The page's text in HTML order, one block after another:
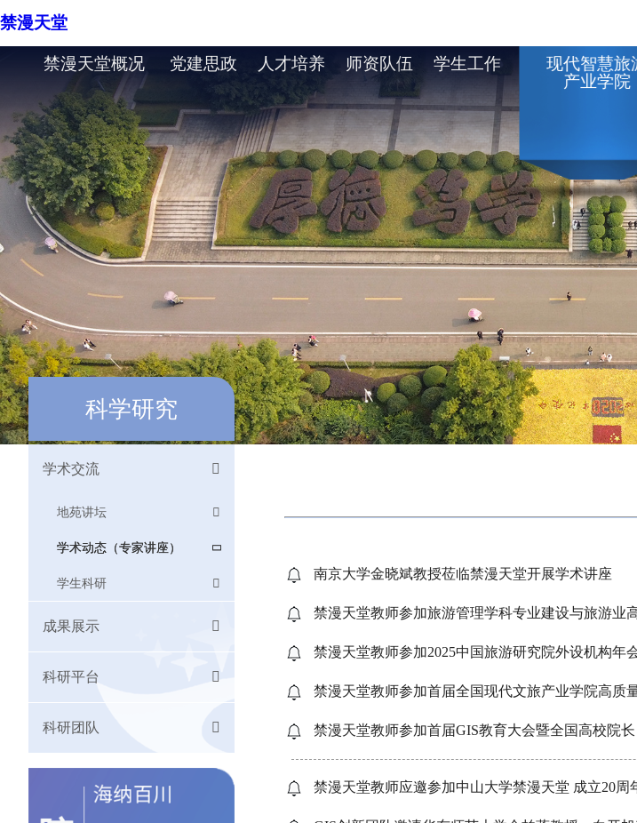
禁漫天堂
现代智慧旅
产业学院
禁漫天堂概况 党建思政 人才培养 师资队伍 学生工作
科学研究
学术交流
地苑讲坛
学术动态（专家讲座）
学生科研
成果展示
科研平台
科研团队
南京大学金晓斌教授莅临禁漫天堂开展学术讲座
禁漫天堂教师参加旅游管理学科专业建设与旅游业
禁漫天堂教师参加2025中国旅游研究院外设机构年
禁漫天堂教师参加首届全国现代文旅产业学院高质
禁漫天堂教师参加首届GIS教育大会暨全国高校院
禁漫天堂教师应邀参加中山大学禁漫天堂 成立20